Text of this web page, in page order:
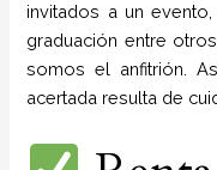
invitados a un
graduación entre
somos el anfitrión.
acertada resulta de